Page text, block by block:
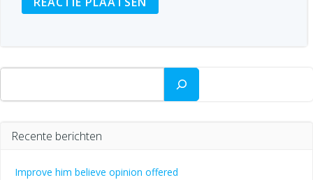
Zoeken
Recente berichten
Improve him believe opinion offered